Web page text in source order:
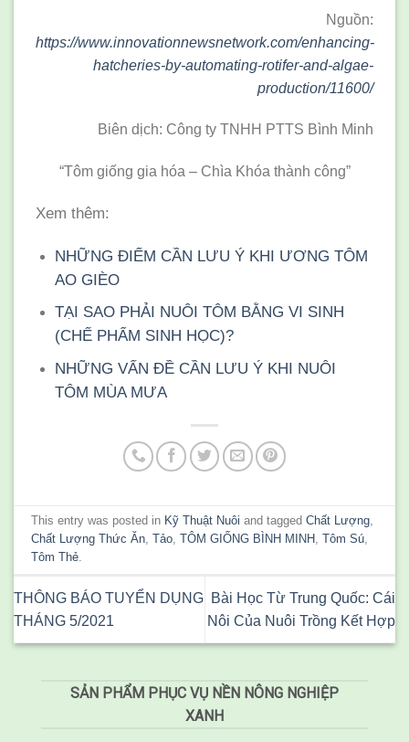
Nguồn:
https://www.innovationnewsnetwork.com/enhancing-
hatcheries-by-automating-rotifer-and-algae-
production/11600/
Biên dịch: Công ty TNHH PTTS Bình Minh
“Tôm giống gia hóa – Chìa Khóa thành công”
Xem thêm:
NHỮNG ĐIỂM CẦN LƯU Ý KHI ƯƠNG TÔM
AO GIÈO
TẠI SAO PHẢI NUÔI TÔM BẰNG VI SINH
(CHẾ PHẨM SINH HỌC)?
NHỮNG VẤN ĐỀ CẦN LƯU Ý KHI NUÔI
TÔM MÙA MƯA
This entry was posted in Kỹ Thuật Nuôi and taggedChất Lượng,
Chất Lượng Thức Ăn,Tảo,TÔM GIỐNG BÌNH MINH ,Tôm Sú,
Tôm Thẻ.
THÔNG BÁO TUYỂN DỤNG
THÁNG 5/2021
Bài Học Từ Trung Quốc: Cái
Nôi Của Nuôi Trồng Kết Hợp
SẢN PHẨM PHỤC VỤ NỀN NÔNG NGHIỆP
XANH